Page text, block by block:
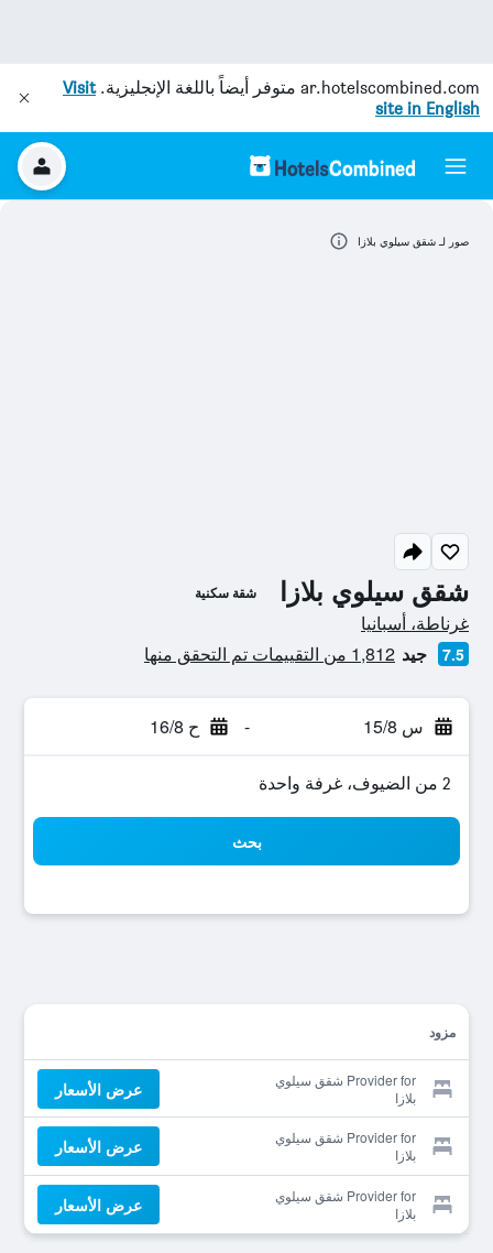
ar.hotelscombined.com متوفر أيضاً باللغة الإنجليزية.Visit
site in English
شقق سيلوي بلازا شقة سكنية
تقييم فئة 0
غرناطة، أسبانيا
7.5 جيد 1,812 من التقييمات تم التحقق منها
س 15/8 - ح 16/8
2 من الضيوف، غرفة واحدة
بحث
مزود
Provider for شقق سيلوي
بلازا
عرض الأسعار
Provider for شقق سيلوي
بلازا
عرض الأسعار
Provider for شقق سيلوي
بلازا
عرض الأسعار
صور لـ شقق سيلوي بلازا